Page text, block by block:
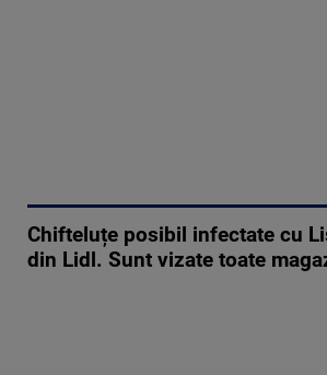
Chifteluțe posibil infectate cu
din Lidl. Sunt vizate toate